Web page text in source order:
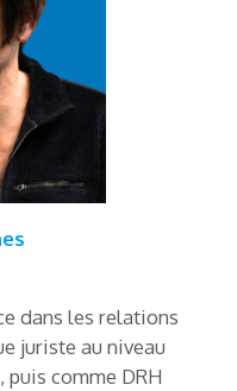
dans les relations
juriste au niveau
comme DRH